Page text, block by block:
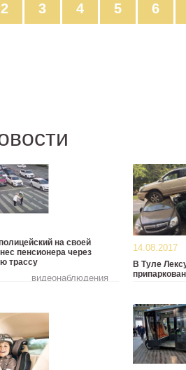
2 3 4 5 6
на своей
пенсионера через
трассу
14.08.2017
В Туле
августа,
районе
Фридриха